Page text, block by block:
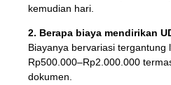
kemudian hari.
2. Berapa biaya mendirikan
Biayanya bervariasi tergantung
Rp500.000–Rp2.000.000
dokumen.